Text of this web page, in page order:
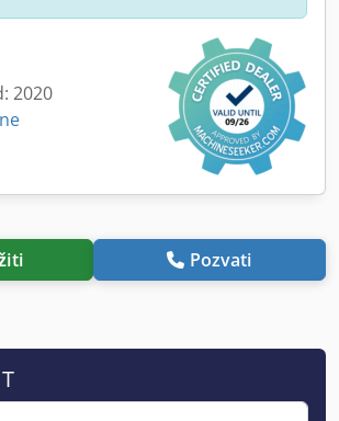
2020
Pozvati